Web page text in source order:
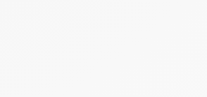
fonctionnalités avancées. Mais